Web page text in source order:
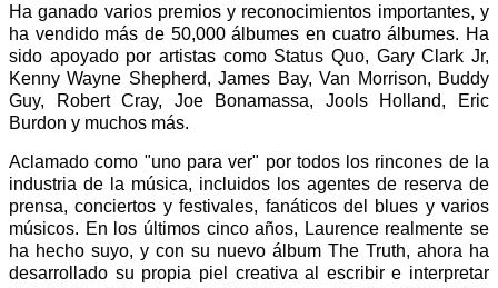
Ha ganado varios premios y reconocimientos importantes, y
ha vendido más de 50,000 álbumes en cuatro álbumes. Ha
sido apoyado por artistas como Status Quo, Gary Clark Jr,
Kenny Wayne Shepherd, James Bay, Van Morrison, Buddy
Guy, Robert Cray, Joe Bonamassa, Jools Holland, Eric
Burdon y muchos más.
Aclamado como "uno para ver" por todos los rincones de la
industria de la música, incluidos los agentes de reserva de
prensa, conciertos y festivales, fanáticos del blues y varios
músicos. En los últimos cinco años, Laurence realmente se
ha hecho suyo, y con su nuevo álbum The Truth, ahora ha
desarrollado su propia piel creativa al escribir e interpretar